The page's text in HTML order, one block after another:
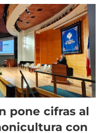
pone cifras al
con